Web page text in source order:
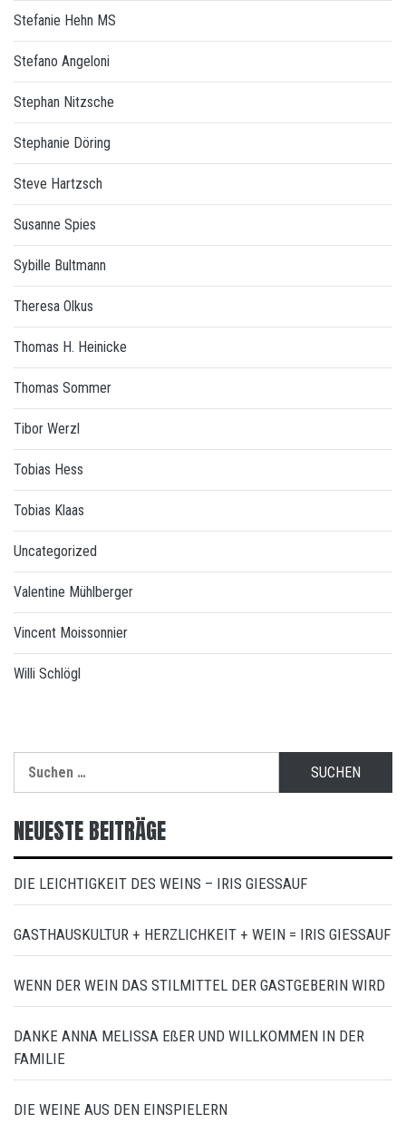
Stefanie Hehn MS
Stefano Angeloni
Stephan Nitzsche
Stephanie Döring
Steve Hartzsch
Susanne Spies
Sybille Bultmann
Theresa Olkus
Thomas H. Heinicke
Thomas Sommer
Tibor Werzl
Tobias Hess
Tobias Klaas
Uncategorized
Valentine Mühlberger
Vincent Moissonnier
Willi Schlögl
nach:
NEUESTE BEITRÄGE
DIE LEICHTIGKEIT DES WEINS – IRIS GIESSAUF
GASTHAUSKULTUR + HERZLICHKEIT + WEIN = IRIS GIESSAUF
WENN DER WEIN DAS STILMITTEL DER GASTGEBERIN WIRD
DANKE ANNA MELISSA EßER UND WILLKOMMEN IN DER
FAMILIE
DIE WEINE AUS DEN EINSPIELERN